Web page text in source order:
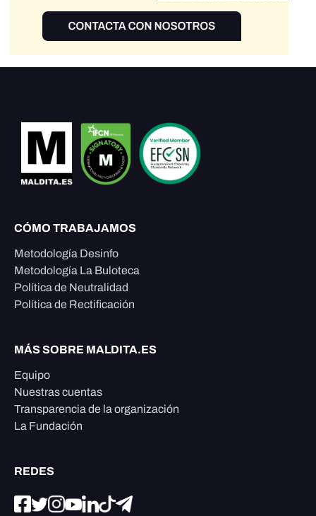
CÓMO TRABAJAMOS
Metodología Desinfo
Metodología La Buloteca
Política de Neutralidad
Política de Rectificación
MÁS SOBRE MALDITA.ES
Equipo
Nuestras cuentas
Transparencia de la organización
La Fundación
REDES